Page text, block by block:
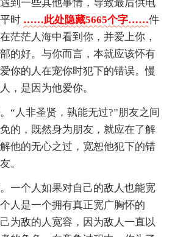
到一些其他事情，导致最后供电
时 ……此处隐藏5665个字……件
茫茫人海中看到你，并爱上你，
的好。与你而言，本就应该怀有
你的人在宠你时犯下的错误。慢
，是因为他爱你。
“人非圣贤，孰能无过?”朋友之间
的，既然身为朋友，就应在了解
他的无心之过，宽恕他犯下的错
。
一个人如果对自己的敌人也能宽
人是一个拥有真正宽广胸怀的
为敌的人宽容，因为敌人一直以